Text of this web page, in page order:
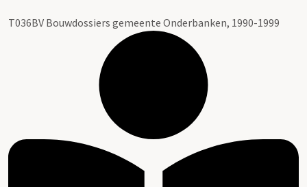
T036BV Bouwdossiers gemeente Onderbanken, 1990-1999